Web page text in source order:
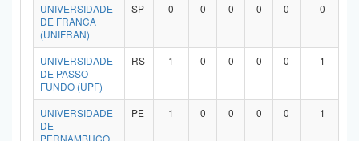
UNIVERSIDADE
DE FRANCA
(UNIFRAN)
SP 0 0 0 0 0 0
UNIVERSIDADE
DE PASSO
FUNDO (UPF)
RS 1 0 0 0 0 1
UNIVERSIDADE
DE
PERNAMBUCO
PE 1 0 0 0 0 1